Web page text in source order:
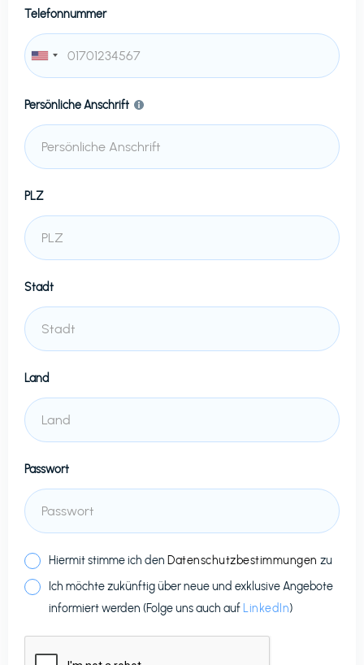
Telefonnummer
Persönliche Anschrift
PLZ
Stadt
Land
Passwort
Hiermit stimme ich den Datenschutzbestimmungen zu
Ich möchte zukünftig über neue und exklusive Angebote
informiert werden (Folge uns auch auf LinkedIn)